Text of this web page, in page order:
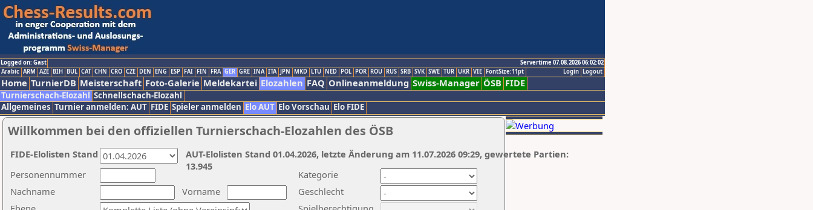
Logged on: Gast
Servertime 07.08.2026 06:02:02
Logout
Login
Arabic ARM AZE BIH BUL CAT CHN CRO CZE DEN ENG ESP FAI FIN FRA GER GRE INA ITA JPN MKD LTU NED POL POR ROU RUS SRB SVK SWE TUR UKR VIE FontSize:11pt
Home TurnierDB Meisterschaft Foto-Galerie Meldekartei Elozahlen FAQ Onlineanmeldung Swiss-Manager ÖSB FIDE
Turnierschach-Elozahl Schnellschach-Elozahl
Allgemeines Turnier anmelden: AUT FIDE Spieler anmelden Elo AUT Elo Vorschau Elo FIDE
Willkommen bei den offiziellen Turnierschach-Elozahlen des ÖSB
Nachname
Vorname
Kategorie
Personennummer
Geschlecht
AUT-Elolisten Stand 01.04.2026, letzte Änderung am 11.07.2026 09:29, gewertete Partien:
13.945
FIDE-Elolisten Stand